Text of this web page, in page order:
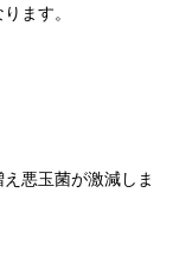
ます。
悪玉菌が激減しま